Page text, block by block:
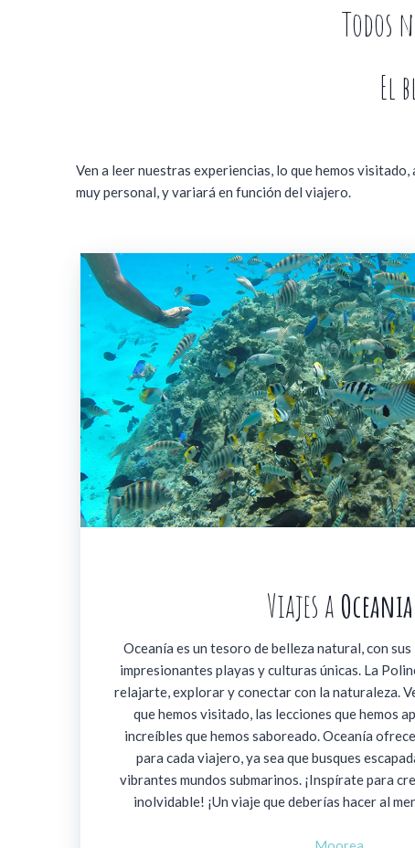
Todos
El
Ven a leer nuestras experiencias, lo que hemos
muy personal, y variará en función del viajero.
Viajes a Oceania
Oceanía es un tesoro de belleza natural, con sus
impresionantes playas y culturas únicas. La
relajarte, explorar y conectar con la naturaleza.
que hemos visitado, las lecciones que hemos
increíbles que hemos saboreado. Oceanía
para cada viajero, ya sea que busques
vibrantes mundos submarinos. ¡Inspírate para
inolvidable! ¡Un viaje que deberías hacer al